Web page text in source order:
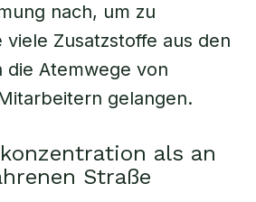
nach, um zu
Zusatzstoffe aus den
die Atemwege von
gelangen.
als an
Straße